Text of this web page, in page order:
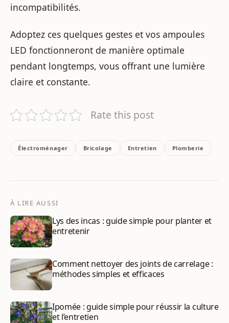
incompatibilités.
Adoptez ces quelques gestes et vos ampoules
LED fonctionneront de manière optimale
pendant longtemps, vous offrant une lumière
claire et constante.
Rate this post
Électroménager Bricolage Entretien Plomberie
À LIRE AUSSI
Lys des incas : guide simple pour planter et
entretenir
Comment nettoyer des joints de carrelage :
méthodes simples et efficaces
Ipomée : guide simple pour réussir la culture
et l’entretien